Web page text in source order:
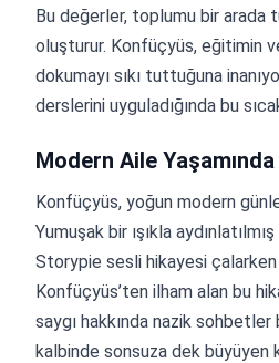
Bu değerler, toplumu bir arada
oluşturur. Konfüçyüs, eğitimin
dokumayı sıkı tuttuğuna
derslerini uyguladığında bu
Modern Aile
Konfüçyüs, yoğun modern
Yumuşak bir ışıkla
Storypie sesli hikayesi çalarken
Konfüçyüs’ten ilham alan bu
saygı hakkında nazik sohbetler
kalbinde sonsuza dek büyüyen